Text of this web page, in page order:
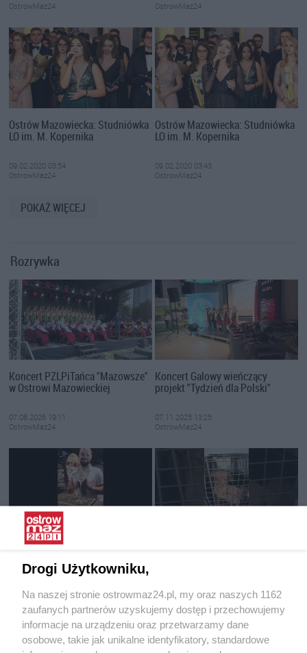
OstrowMaz24
OstrowMaz24
Ostrów Mazowiecka: Studniówka
LO im. M. Kopernika
09.02.2020 03:54
OstrowMaz24
Ostrów Mazowiecka: Studniówka
LO im. M. Kopernika
09.02.2020 03:43
OstrowMaz24
POKAŻ WIĘCEJ
Rozrywka
Koncert PZLPiTańca "Mazowsze"
w Ostrowi Mazowieckiej
07.08.2026 19:11
OstrowMaz24
Koncert Galowy wieńczący
projekt "Tydzień dla Polski"
07.11.2025 13:25
OstrowMaz24
Restauracja W.O.R zaprasza na
OstrowMaz24
OstrowMaz24
Drogi Użytkowniku,
Na naszej stronie ostrowmaz24.pl, my oraz naszych 1162
zaufanych partnerów uzyskujemy dostęp i przechowujemy
informacje na urządzeniu oraz przetwarzamy dane
osobowe, takie jak unikalne identyfikatory, standardowe